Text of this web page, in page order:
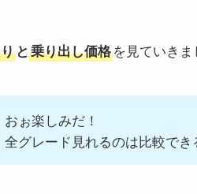
と 乗り出し価格を見ていきま
おぉ楽しみだ！
全グレード見れるのは比較でき